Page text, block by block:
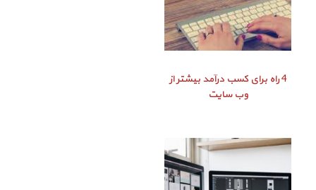
4 راه برای کسب درآمد بیشتر از
وب سایت